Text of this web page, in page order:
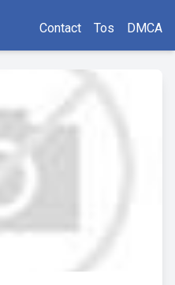
Contact Tos DMCA